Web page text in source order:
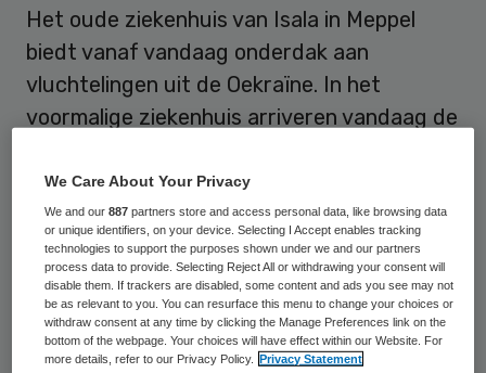
Het oude ziekenhuis van Isala in Meppel
biedt vanaf vandaag onderdak aan
vluchtelingen uit de Oekraïne. In het
voormalige ziekenhuis arriveren vandaag de
negentig mensen, meldt RTV Drenthe.
Tot aan 1 april hebben in totaal 57
Oekraïense vluchtelingen zich bij de
gemeente Meppel gemeld. Daarbij gaat het
om twintig kinderen. Een groot deel van
We Care About Your Privacy
We and our887 partners store and access personal data, like browsing data
or unique identifiers, on your device. Selecting I Accept enables tracking
technologies to support the purposes shown under we and our partners
process data to provide. Selecting Reject All or withdrawing your consent will
disable them. If trackers are disabled, some content and ads you see may not
be as relevant to you. You can resurface this menu to change your choices or
withdraw consent at any time by clicking the Manage Preferences link on the
bottom of the webpage. Your choices will have effect within our Website. For
more details, refer to our Privacy Policy.
Privacy Statement